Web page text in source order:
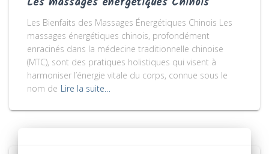
Les Bienfaits des Massages Énergétiques Chinois Les
massages énergétiques chinois, profondément
enracinés dans la médecine traditionnelle chinoise
(MTC), sont des pratiques holistiques qui visent à
harmoniser l’énergie vitale du corps, connue sous le
nom de Lire la suite…